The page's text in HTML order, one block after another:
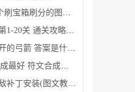
箱刷分的图文教程
通关攻略(图文详解)
箭 答案是什么成语
符文合成攻略推荐
装(图文教程) 高分攻略